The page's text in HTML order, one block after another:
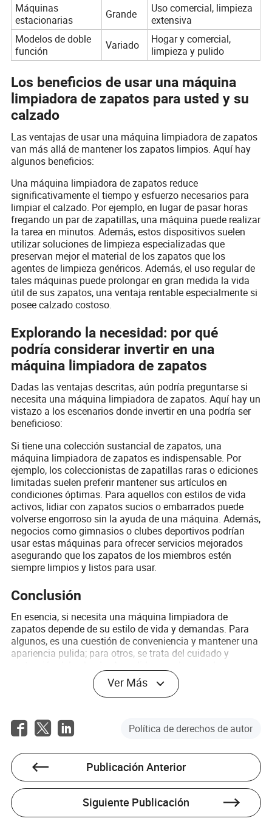
Máquinas
estacionarias
Grande
Uso comercial, limpieza
extensiva
Modelos de doble
función
Variado
Hogar y comercial,
limpieza y pulido
Los beneficios de usar una máquina
limpiadora de zapatos para usted y su
calzado
Las ventajas de usar una máquina limpiadora de zapatos
van más allá de mantener los zapatos limpios. Aquí hay
algunos beneficios:
Una máquina limpiadora de zapatos reduce
significativamente el tiempo y esfuerzo necesarios para
limpiar el calzado. Por ejemplo, en lugar de pasar horas
fregando un par de zapatillas, una máquina puede realizar
la tarea en minutos. Además, estos dispositivos suelen
utilizar soluciones de limpieza especializadas que
preservan mejor el material de los zapatos que los
agentes de limpieza genéricos. Además, el uso regular de
tales máquinas puede prolongar en gran medida la vida
útil de sus zapatos, una ventaja rentable especialmente si
posee calzado costoso.
Explorando la necesidad: por qué
podría considerar invertir en una
máquina limpiadora de zapatos
Dadas las ventajas descritas, aún podría preguntarse si
necesita una máquina limpiadora de zapatos. Aquí hay un
vistazo a los escenarios donde invertir en una podría ser
beneficioso:
Si tiene una colección sustancial de zapatos, una
máquina limpiadora de zapatos es indispensable. Por
ejemplo, los coleccionistas de zapatillas raras o ediciones
limitadas suelen preferir mantener sus artículos en
condiciones óptimas. Para aquellos con estilos de vida
activos, lidiar con zapatos sucios o embarrados puede
volverse engorroso sin la ayuda de una máquina. Además,
negocios como gimnasios o clubes deportivos podrían
usar estas máquinas para ofrecer servicios mejorados
asegurando que los zapatos de los miembros estén
siempre limpios y listos para usar.
Conclusión
En esencia, si necesita una máquina limpiadora de
zapatos depende de su estilo de vida y demandas. Para
algunos, es una cuestión de conveniencia y mantener una
apariencia pulida; para otros, se trata del cuidado y
continúa evolucionando, una máquina limpiadora de
zapatos ofrece una solución eficiente para diversas
necesidades y presupuestos.
Preguntas frecuentes
P1: ¿Puede una máquina limpiadora de zapatos manejar
todo tipo de zapatos?
A: La mayoría de las máquinas limpiadoras de zapatos
pueden limpiar una amplia variedad de zapatos, pero es
esencial verificar la compatibilidad con materiales
Ver Más
Política de derechos de autor
Publicación Anterior
Siguiente Publicación